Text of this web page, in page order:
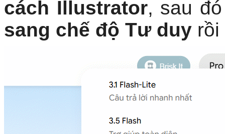
cách Illustrator, sau
sang chế độ Tư duy rồi